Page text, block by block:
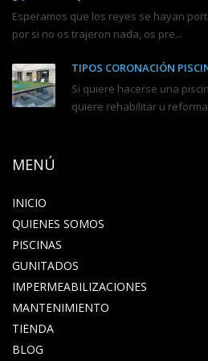
Esperamos que los reyes se hayan
por si no os trajeron nada, os pre...
TIPOS CORONACIÓN
Si quiere hacerse una
quiere rehabilitar u
MENÚ
INICIO
QUIENES SOMOS
PISCINAS
GUNITADOS
IMPERMEABILIZACIONES
MANTENIMIENTO
TIENDA
BLOG